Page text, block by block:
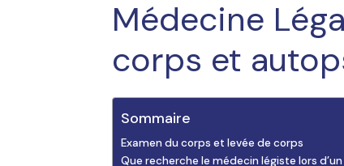
Médecine
corps et
Sommaire
Examen du corps et levée de corps
Que recherche le médecin légiste lors